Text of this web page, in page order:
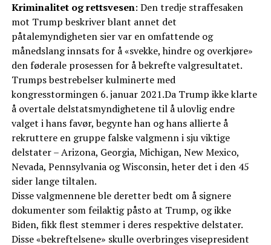
Kriminalitet og rettsvesen: Den tredje straffesaken
mot Trump beskriver blant annet det
påtalemyndigheten sier var en omfattende og
månedslang innsats for å «svekke, hindre og overkjøre»
den føderale prosessen for å bekrefte valgresultatet.
Trumps bestrebelser kulminerte med
kongresstormingen 6. januar 2021.Da Trump ikke klarte
å overtale delstatsmyndighetene til å ulovlig endre
valget i hans favør, begynte han og hans allierte å
rekruttere en gruppe falske valgmenn i sju viktige
delstater – Arizona, Georgia, Michigan, New Mexico,
Nevada, Pennsylvania og Wisconsin, heter det i den 45
sider lange tiltalen.
Disse valgmennene ble deretter bedt om å signere
dokumenter som feilaktig påsto at Trump, og ikke
Biden, fikk flest stemmer i deres respektive delstater.
Disse «bekreftelsene» skulle overbringes visepresident